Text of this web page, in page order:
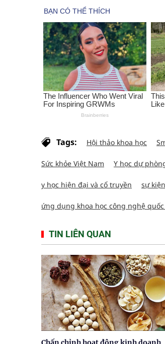
Tags: Hội thảo khoa học
Sức khỏe Việt Nam Y học dự
y học hiện đại và cổ truyền sự
ứng dụng khoa học công nghệ
TIN LIÊN QUAN